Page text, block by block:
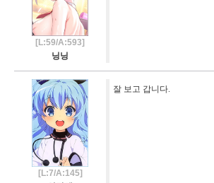
[L:59/A:593]
닝닝
[L:7/A:145]
잘 보고 갑니다.